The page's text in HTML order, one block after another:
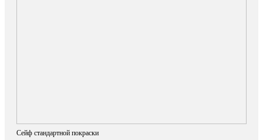
Сейф стандартной покраски